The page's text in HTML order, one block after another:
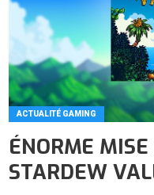
ACTUALITÉ GAMING
ÉNORME
STARDEW